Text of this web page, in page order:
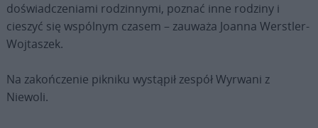
doświadczeniami rodzinnymi, poznać inne rodziny i
cieszyć się wspólnym czasem – zauważa Joanna Werstler-
Wojtaszek.
Na zakończenie pikniku wystąpił zespół Wyrwani z
Niewoli.